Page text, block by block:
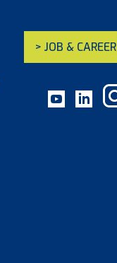
> JOB & CAREER